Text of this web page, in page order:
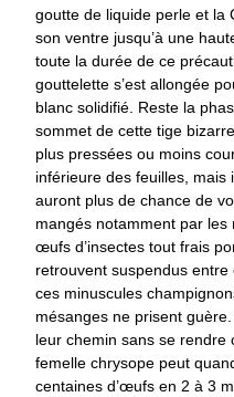
goutte de liquide perle et la
son ventre jusqu’à une
toute la durée de ce
gouttelette s’est allongée
blanc solidifié. Reste la
sommet de cette tige
plus pressées ou moins
inférieure des feuilles,
auront plus de chance de
mangés notamment par
œufs d’insectes tout frais
retrouvent suspendus
ces minuscules
mésanges ne prisent
leur chemin sans se rendre
femelle chrysope peut
centaines d’œufs en 2 à 3